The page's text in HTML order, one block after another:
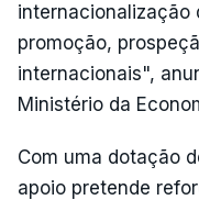
internacionalização
promoção,
internacionais",
Ministério da
Com uma dotação
apoio pretende